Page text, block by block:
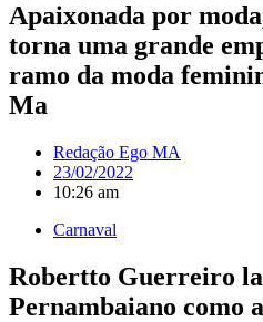
Apaixonada por
torna uma grande
ramo da moda
Ma
Redação Ego MA
23/02/2022
10:26 am
Carnaval
Robertto Guerreiro
Pernambaiano como